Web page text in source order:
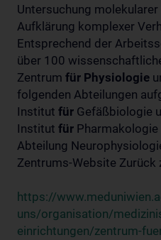
Untersuchung
Aufklärung komplexer
Entsprechend der
über 100
Zentrum für Physiologie
folgenden Abteilungen
Institut für Gefäßbiologie
Institut für
Abteilung
Zentrums-Website Zurück
https://
uns/organisation/
einrichtungen/zentrum-